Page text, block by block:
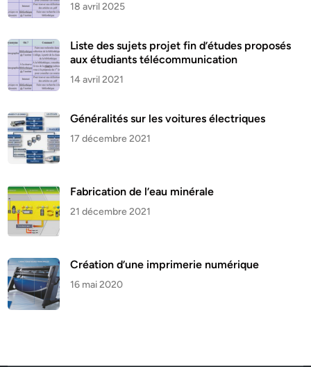
18 avril 2025
Liste des sujets projet fin d’études proposés
aux étudiants télécommunication
14 avril 2021
Généralités sur les voitures électriques
17 décembre 2021
Fabrication de l’eau minérale
21 décembre 2021
Création d’une imprimerie numérique
16 mai 2020